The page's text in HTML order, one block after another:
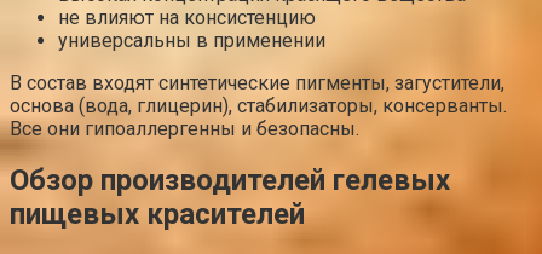
не влияют на консистенцию
универсальны в применении
В состав входят синтетические пигменты, загустители,
основа (вода, глицерин), стабилизаторы, консерванты.
Все они гипоаллергенны и безопасны.
Обзор производителей гелевых
пищевых красителей